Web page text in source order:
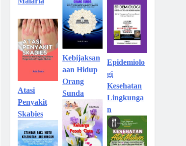
Atasi
Penyakit
Skabies
Kebijaksan
aan Hidup
Orang
Sunda
Epidemiolo
gi
Kesehatan
Lingkunga
n